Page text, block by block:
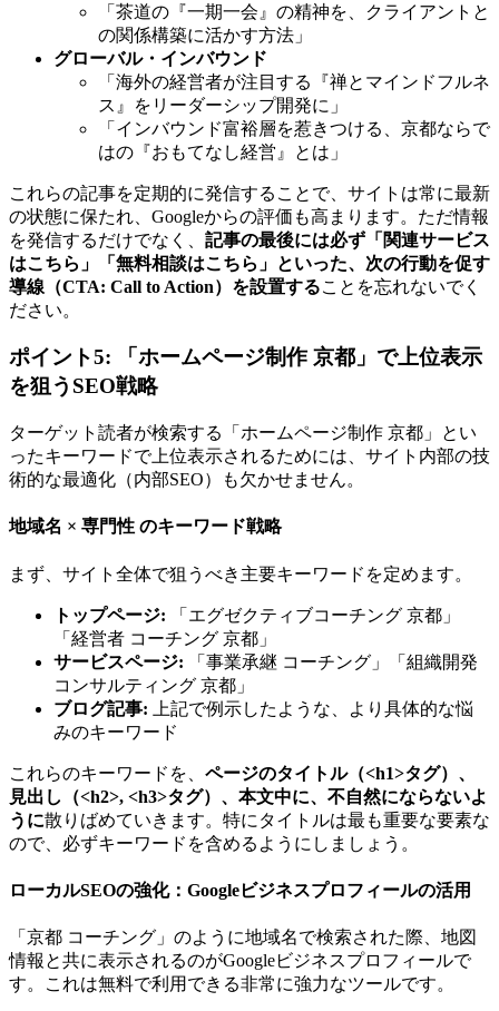
「茶道の『一期一会』の精神を、クライアントと
の関係構築に活かす方法」
グローバル・インバウンド
「海外の経営者が注目する『禅とマインドフルネ
ス』をリーダーシップ開発に」
「インバウンド富裕層を惹きつける、京都ならで
はの『おもてなし経営』とは」
これらの記事を定期的に発信することで、サイトは常に最新
の状態に保たれ、Googleからの評価も高まります。ただ情報
を発信するだけでなく、 記事の最後には必ず「関連サービス
はこちら」「無料相談はこちら」といった、次の行動を促す
導線（CTA: Call to Action）を設置することを忘れないでく
ださい。
ポイント5: 「ホームページ制作 京都」で上位表示
を狙うSEO戦略
ターゲット読者が検索する「ホームページ制作 京都」とい
ったキーワードで上位表示されるためには、サイト内部の技
術的な最適化（内部SEO）も欠かせません。
地域名 × 専門性 のキーワード戦略
まず、サイト全体で狙うべき主要キーワードを定めます。
トップページ: 「エグゼクティブコーチング 京都」
「経営者 コーチング 京都」
サービスページ: 「事業承継 コーチング」「組織開発
コンサルティング 京都」
ブログ記事: 上記で例示したような、より具体的な悩
みのキーワード
これらのキーワードを、 ページのタイトル（<h1>タグ）、
見出し（<h2>, <h3>タグ）、本文中に、不自然にならないよ
うに散りばめていきます。特にタイトルは最も重要な要素な
ので、必ずキーワードを含めるようにしましょう。
ローカルSEOの強化：Googleビジネスプロフィールの活用
「京都 コーチング」のように地域名で検索された際、地図
情報と共に表示されるのがGoogleビジネスプロフィールで
す。これは無料で利用できる非常に強力なツールです。